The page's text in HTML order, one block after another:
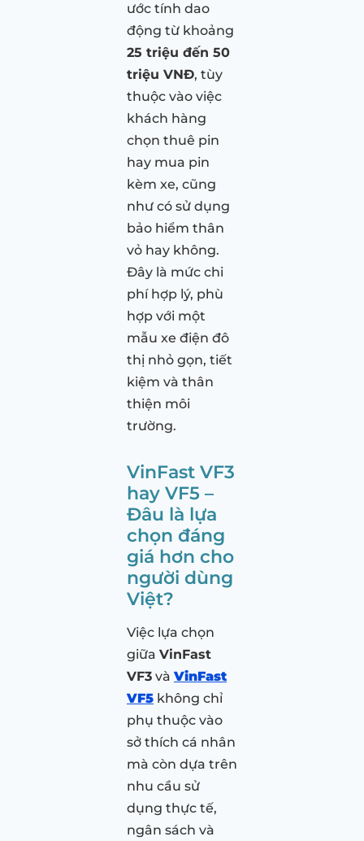
ước tính dao
động từ khoảng
25 triệu đến 50
triệu VNĐ, tùy
thuộc vào việc
khách hàng
chọn thuê pin
hay mua pin
kèm xe, cũng
như có sử dụng
bảo hiểm thân
vỏ hay không.
Đây là mức chi
phí hợp lý, phù
hợp với một
mẫu xe điện đô
thị nhỏ gọn, tiết
kiệm và thân
thiện môi
trường.
VinFast VF3
hay VF5 –
Đâu là lựa
chọn đáng
giá hơn cho
người dùng
Việt?
Việc lựa chọn
giữa VinFast
VF3 và VinFast
VF5 không chỉ
phụ thuộc vào
sở thích cá nhân
mà còn dựa trên
nhu cầu sử
dụng thực tế,
ngân sách và